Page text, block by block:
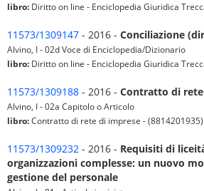
libro: Diritto on line - Enciclopedia Giuridica
11573/1309147 - 2016 - Conciliazione
Alvino, I - 02d Voce di Enciclopedia/Dizionario
libro: Diritto on line - Enciclopedia Giuridica
11573/1309188 - 2016 - Contratto di
Alvino, I - 02a Capitolo o Articolo
libro:Contratto di rete di imprese - (8814201935)
11573/1309232 - 2016 - Requisiti di
organizzazioni complesse: un nuovo
gestione del personale